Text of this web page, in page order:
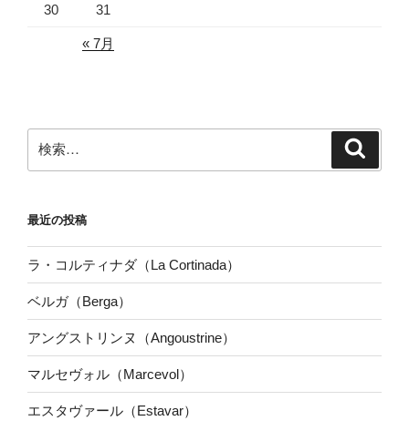
30 31
« 7月
索:
最近の投稿
ラ・コルティナダ（La Cortinada）
ベルガ（Berga）
アングストリンヌ（Angoustrine）
マルセヴォル（Marcevol）
エスタヴァール（Estavar）